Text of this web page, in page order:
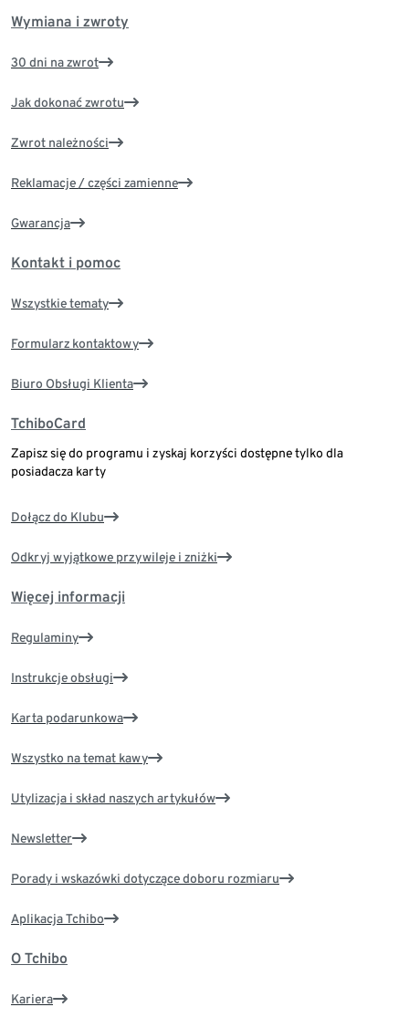
Wymiana i zwroty
30 dni na zwrot
Jak dokonać zwrotu
Zwrot należności
Reklamacje / części zamienne
Gwarancja
Kontakt i pomoc
Wszystkie tematy
Formularz kontaktowy
Biuro Obsługi Klienta
TchiboCard
Zapisz się do programu i zyskaj korzyści dostępne tylko dla
posiadacza karty
Dołącz do Klubu
Odkryj wyjątkowe przywileje i zniżki
Więcej informacji
Regulaminy
Instrukcje obsługi
Karta podarunkowa
Wszystko na temat kawy
Utylizacja i skład naszych artykułów
Newsletter
Porady i wskazówki dotyczące doboru rozmiaru
Aplikacja Tchibo
O Tchibo
Kariera